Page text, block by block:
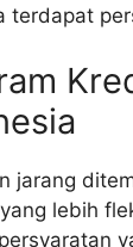
terdapat
jarang
lebih